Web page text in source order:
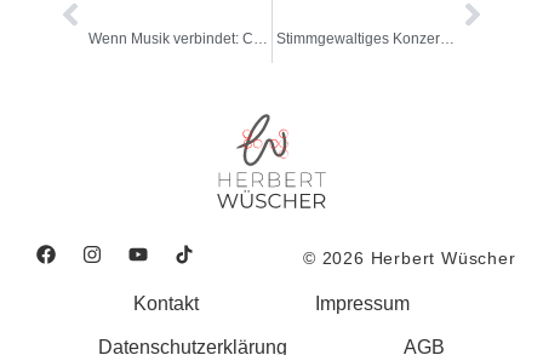
Stimmgewaltiges Konzert in Alter Kirche
© 2026 Herbert Wüscher
Kontakt Impressum
Datenschutzerklärung AGB